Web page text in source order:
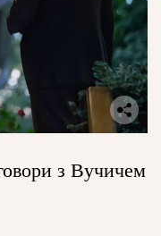
з Вучичем